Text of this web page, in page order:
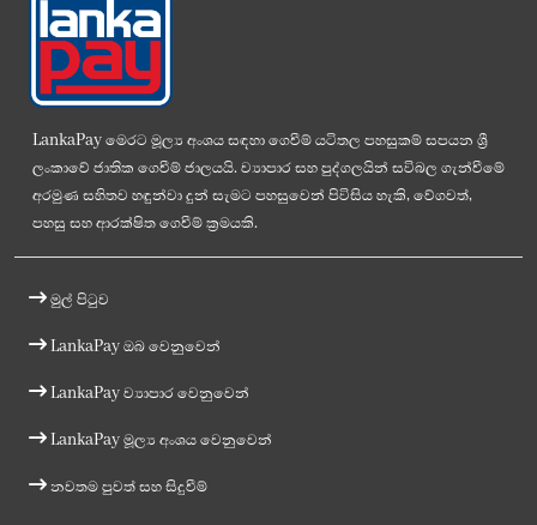
LankaPay මෙරට මූල්‍ය අංශය සඳහා ගෙවීම් යටිතල පහසුකම් සපයන ශ්‍රී
ලංකාවේ ජාතික ගෙවීම් ජාලයයි. ව්‍යාපාර සහ පුද්ගලයින් සවිබල ගැන්වීමේ
අරමුණ සහිතව හඳුන්වා දුන් සැමට පහසුවෙන් පිවිසිය හැකි, වේගවත්,
පහසු සහ ආරක්ෂිත ගෙවීම් ක්‍රමයකි.
මුල් පිටුව
LankaPay ඔබ වෙනුවෙන්
LankaPay ව්‍යාපාර වෙනුවෙන්
LankaPay මූල්‍ය අංශය වෙනුවෙන්
නවතම පුවත් සහ සිදුවීම්